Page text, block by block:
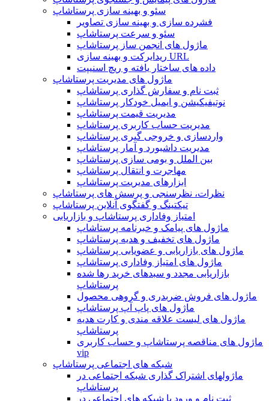
سئو و بهینه سازی پرستاشاپ
فشرده سازی و بهینه سازی تصاویر
سئو و سرعت پرستاشاپ
ماژول های انجمن ساز پرستاشاپ
ریدایرکت و بهینه سازی URL
داده های ساختار یافته و ریچ اسنیپت
ماژول های مدیریت پرستاشاپ
ثبت نام و سفارش گذاری پرستاشاپ
نوتیفیکیشن و ایمیل خودکار پرستاشاپ
مدیریت قیمت پرستاشاپ
مدیریت حساب کاربری پرستاشاپ
واردسازی و خروجی گیری پرستاشاپ
مدیریت داشبورد و آمار پرستاشاپ
بین الملل و بومی سازی پرستاشاپ
مهاجرت و انتقال پرستاشاپ
ابزارهای مدیریت پرستاشاپ
نظرات، نظرسنجی و پرسش های پرستاشاپ
تیکتینگ و گفتگوی آنلاین پرستاشاپ
امتیاز وفاداری پرستاشاپ و بازاریابی
ماژول های پیامک و خبرنامه پرستاشاپ
ماژول های تخفیف و هدیه پرستاشاپ
ماژول های بازاریابی و عضویابی پرستاشاپ
ماژول های امتیاز وفاداری پرستاشاپ
بازاریابی مجدد و سبدهای خرید رها شده
پرستاشاپ
ماژول های فروش ضربدری و گروهی محصول
ماژول های پاپ آپ پرستاشاپ
ماژول های لیست علاقه مندی و کارت هدیه
پرستاشاپ
ماژول های مناقصه پرستاشاپ و حساب کاربری
vip
شبکه های اجتماعی پرستاشاپ
ماژولهای اشتراک‌ گذاری شبکه اجتماعی در
پرستاشاپ
ثبت نام و ورود با شبکه های اجتماعی در